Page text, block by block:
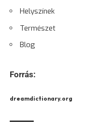
Helyszínek
Természet
Blog
Forrás:
dreamdictionary.org